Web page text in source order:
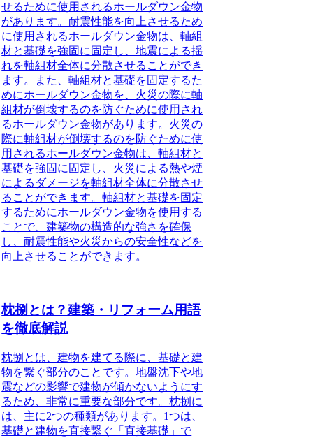
せるために使用されるホールダウン金物
があります。耐震性能を向上させるため
に使用されるホールダウン金物は、軸組
材と基礎を強固に固定し、地震による揺
れを軸組材全体に分散させることができ
ます。また、軸組材と基礎を固定するた
めにホールダウン金物を、火災の際に軸
組材が倒壊するのを防ぐために使用され
るホールダウン金物があります。火災の
際に軸組材が倒壊するのを防ぐために使
用されるホールダウン金物は、軸組材と
基礎を強固に固定し、火災による熱や煙
によるダメージを軸組材全体に分散させ
ることができます。軸組材と基礎を固定
するためにホールダウン金物を使用する
ことで、建築物の構造的な強さを確保
し、耐震性能や火災からの安全性などを
向上させることができます。
枕捌とは？建築・リフォーム用語
を徹底解説
枕捌とは、建物を建てる際に、基礎と建
物を繋ぐ部分のことです。地盤沈下や地
震などの影響で建物が傾かないようにす
るため、非常に重要な部分です。枕捌に
は、主に2つの種類があります。1つは、
基礎と建物を直接繋ぐ「直接基礎」で